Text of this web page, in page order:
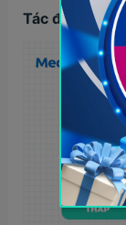
Tác động của